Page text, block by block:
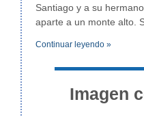
Santiago y a su
aparte a un monte alto.
Continuar leyendo »
Imagen